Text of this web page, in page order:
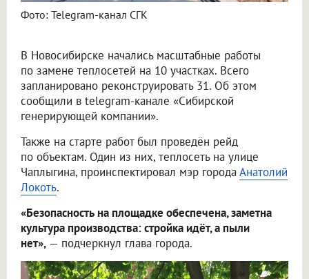
Фото: Telegram-канал СГК
В Новосибирске начались масштабные работы
по замене теплосетей на 10 участках. Всего
запланировано реконструировать 31. Об этом
сообщили в telegram-канале «Сибирской
генерирующей компании».
Также на старте работ был проведён рейд
по объектам. Один из них, теплосеть на улице
Чаплыгина, проинспектировал мэр городаАнатолий
Локоть.
«Безопасность на площадке обеспечена, заметна
культура производства: стройка идёт, а пыли
нет», — подчеркнул глава города.